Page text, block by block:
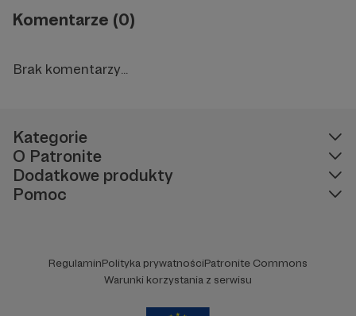
Komentarze (0)
Brak komentarzy...
Kategorie
O Patronite
Dodatkowe produkty
Pomoc
RegulaminPolityka prywatnościPatronite Commons
Warunki korzystania z serwisu